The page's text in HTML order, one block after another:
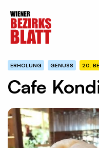
ERHOLUNG GENUSS 20.
Cafe